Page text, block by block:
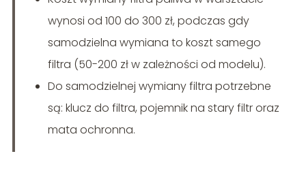
wynosi od 100 do 300 zł, podczas gdy
samodzielna wymiana to koszt samego
filtra (50-200 zł w zależności od modelu).
Do samodzielnej wymiany filtra potrzebne
są: klucz do filtra, pojemnik na stary filtr oraz
mata ochronna.